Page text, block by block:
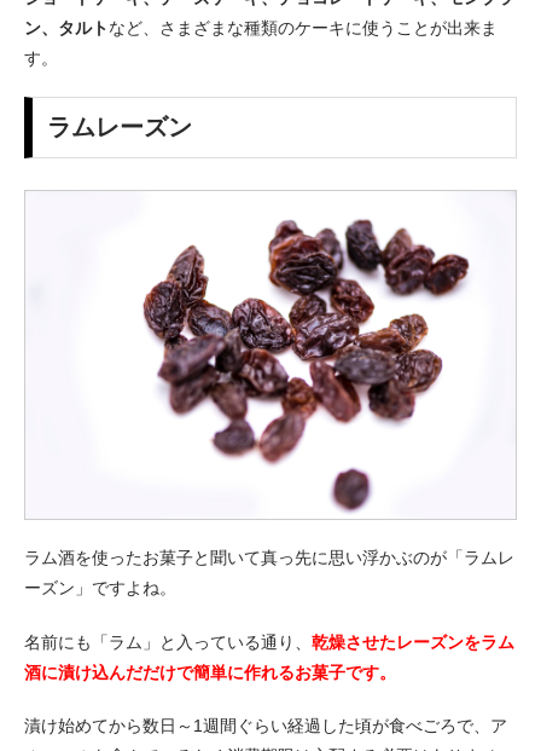
ン、タルトなど、さまざまな種類のケーキに使うことが出来ま
す。
ラムレーズン
ラム酒を使ったお菓子と聞いて真っ先に思い浮かぶのが「ラムレ
ーズン」ですよね。
名前にも「ラム」と入っている通り、 乾燥させたレーズンをラム
酒に漬け込んだだけで簡単に作れるお菓子です。
漬け始めてから数日～1週間ぐらい経過した頃が食べごろで、ア